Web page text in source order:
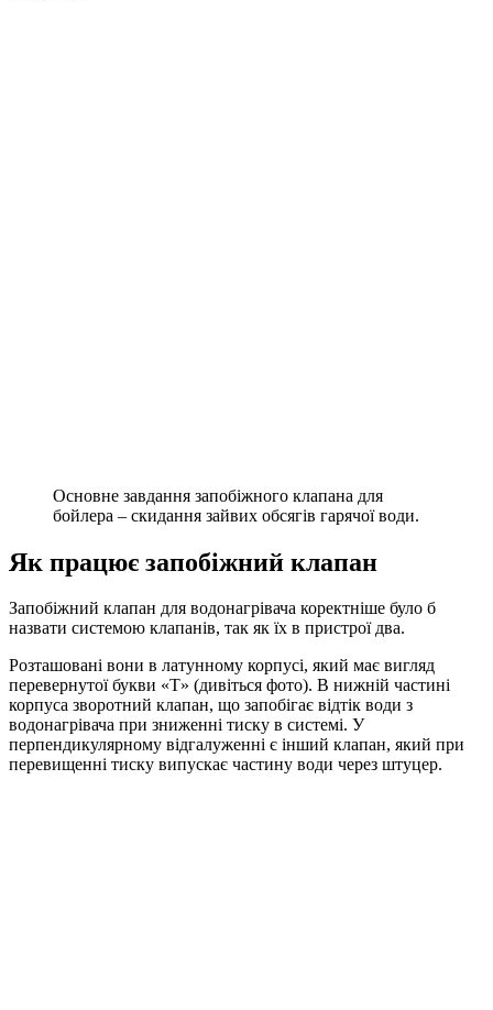
Основне завдання запобіжного клапана для
бойлера – скидання зайвих обсягів гарячої води.
Як працює запобіжний клапан
Запобіжний клапан для водонагрівача коректніше було б
назвати системою клапанів, так як їх в пристрої два.
Розташовані вони в латунному корпусі, який має вигляд
перевернутої букви «Т» (дивіться фото). В нижній частині
корпуса зворотний клапан, що запобігає відтік води з
водонагрівача при зниженні тиску в системі. У
перпендикулярному відгалуженні є інший клапан, який при
перевищенні тиску випускає частину води через штуцер.